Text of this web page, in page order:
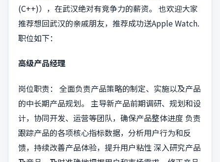
(C++)），在武汉绝对有竞争力的薪资。 也欢迎大家
推荐想回武汉的亲戚朋友，推荐成功送Apple Watch.
职位如下：
高级产品经理
岗位职责： 全面负责产品策略的制定、实施以及产品
的中长期产品规划。 主导新产品前期调研、规划和设
计，协同开发、运营等团队，确保产品整体进度 负责
跟踪产品的各项核心指标数据，分析用户行为和反
馈，持续改善产品体验，提升用户粘性 深入研究产品